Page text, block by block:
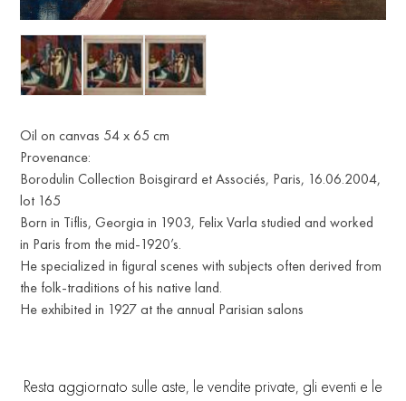
Oil on canvas 54 x 65 cm
Provenance:
Borodulin Collection Boisgirard et Associés, Paris, 16.06.2004,
lot 165
Born in Tiflis, Georgia in 1903, Felix Varla studied and worked
in Paris from the mid-1920’s.
He specialized in figural scenes with subjects often derived from
the folk-traditions of his native land.
He exhibited in 1927 at the annual Parisian salons
Resta aggiornato sulle aste, le vendite private, gli eventi e le